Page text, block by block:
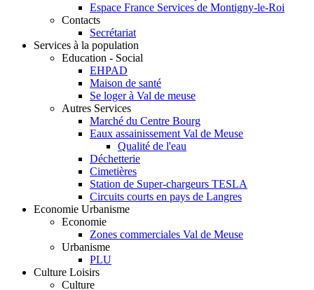
Espace France Services de Montigny-le-Roi
Contacts
Secrétariat
Services à la population
Education - Social
EHPAD
Maison de santé
Se loger à Val de meuse
Autres Services
Marché du Centre Bourg
Eaux assainissement Val de Meuse
Qualité de l'eau
Déchetterie
Cimetières
Station de Super-chargeurs TESLA
Circuits courts en pays de Langres
Economie Urbanisme
Economie
Zones commerciales Val de Meuse
Urbanisme
PLU
Culture Loisirs
Culture